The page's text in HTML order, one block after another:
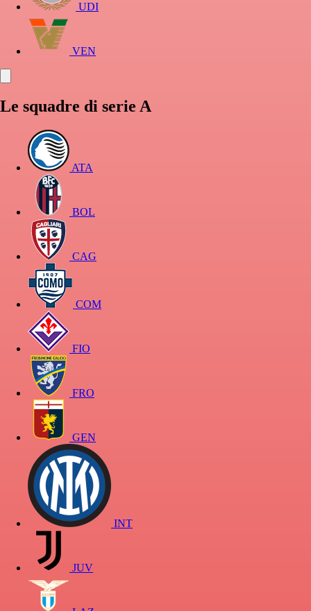
UDI
VEN
Le squadre di serie A
ATA
BOL
CAG
COM
FIO
FRO
GEN
INT
JUV